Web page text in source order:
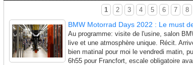
1 2 3 4 5 6 7 8
BMW Motorrad Days 2022 : Le must
Au programme: visite de l'usine, salon
live et une atmosphère unique. Récit.
bien matinal pour moi le vendredi matin,
6h55 pour Francfort, escale obligatoire